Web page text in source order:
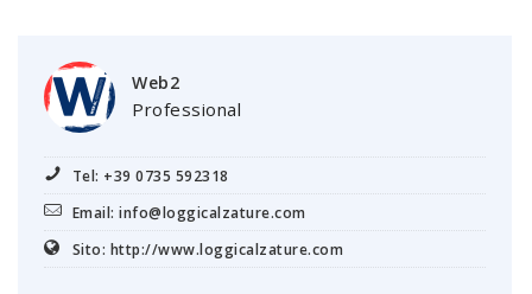
Web2
Professional
Tel: +39 0735 592318
Email: info@loggicalzature.com
Sito: http://www.loggicalzature.com